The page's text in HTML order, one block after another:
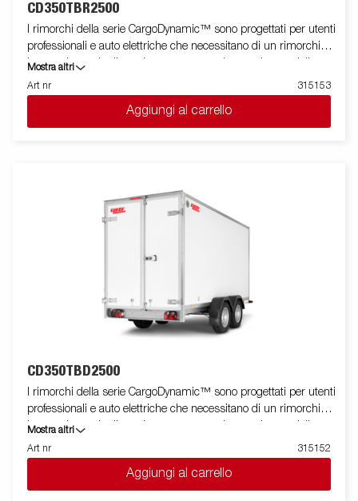
CD350TBR2500
I rimorchi della serie CargoDynamic™ sono progettati per utenti
professionali e auto elettriche che necessitano di un rimorchio
leggero in grado di coprire e proteggere le proprie merci. Il
rimorchio offre un'elevata capacità di carico. Il design del
rimorchio offre la possibilità di una profilatura completa su tutti i
lati del rimorchio, sfruttando appieno il potenziale pubblicitario
del rimorchio. Costruito con un moderno materiale a nido d'ape
manovra automatica che semplifica l'uso del rimorchio.Le
immagini hanno scopo puramente illustrativo e possono
Mostra altri
Art nr
315153
Aggiungi al carrello
CD350TBD2500
I rimorchi della serie CargoDynamic™ sono progettati per utenti
professionali e auto elettriche che necessitano di un rimorchio
leggero in grado di coprire e proteggere le proprie merci. Il
rimorchio offre un'elevata capacità di carico. Il design del
rimorchio offre la possibilità di una profilatura completa su tutti i
lati del rimorchio, sfruttando appieno il potenziale pubblicitario
del rimorchio. Costruito con un moderno materiale a nido d'ape
Mostra altri
Art nr
315152
Aggiungi al carrello